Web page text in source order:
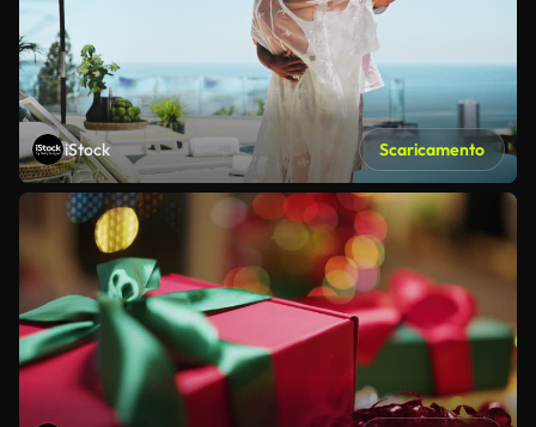
iStock Scaricamento